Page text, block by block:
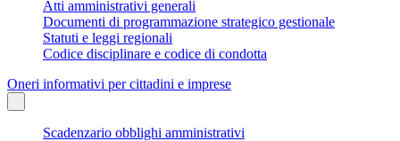
Atti amministrativi generali
Documenti di programmazione strategico gestionale
Statuti e leggi regionali
Codice disciplinare e codice di condotta
Oneri informativi per cittadini e imprese
Scadenzario obblighi amministrativi